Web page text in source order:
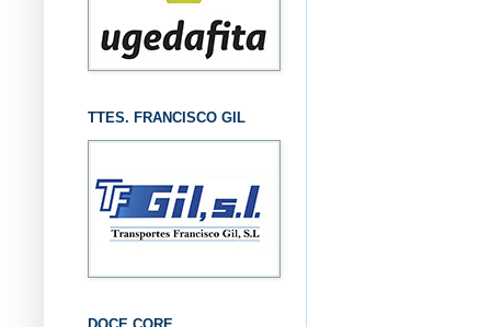
TTES. FRANCISCO GIL